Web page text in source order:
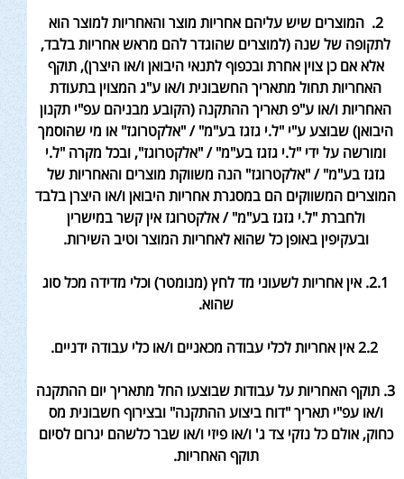
2. המוצרים שיש עליהם אחריות מוצר והאחריות למוצר הוא
לתקופה של שנה (למוצרים שהוגדר להם מראש אחריות בלבד,
אלא אם כן צוין אחרת ובכפוף לתנאי היבואן ו/או היצרן), תוקף
האחריות תחול מתאריך החשבונית ו/או ע"ג המצוין בתעודת
האחריות ו/או ע"פ תאריך ההתקנה (הקובע מבניהם עפ"י תקנון
היבואן) שבוצע ע"י "ל.י גזגז בע"מ" / "אלקטרוגז" או מי שהוסמך
ומורשה על ידי "ל.י גזגז בע"מ" / "אלקטרוגז", ובכל מקרה "ל.י
גזגז בע"מ" / "אלקטרוגז" הנה משווקת מוצרים והאחריות של
המוצרים המשווקים הם במסגרת אחריות היבואן ו/או היצרן בלבד
ולחברת "ל.י גזגז בע"מ" / אלקטרוגז אין קשר במישרין
ובעקיפין באופן כל שהוא לאחריות המוצר וטיב השירות.
2.1. אין אחריות לשעוני מד לחץ (מנומטר) וכלי מדידה מכל סוג
שהוא.
2.2 אין אחריות לכלי עבודה מכאניים ו/או כלי עבודה ידניים.
3. תוקף האחריות על עבודות שבוצעו החל מתאריך יום ההתקנה
ו/או עפ"י תאריך "דוח ביצוע ההתקנה" ובצירוף חשבונית מס
כחוק, אולם כל נזקי צד ג' ו/או פיזי ו/או שבר כלשהם יגרום לסיום
תוקף האחריות.